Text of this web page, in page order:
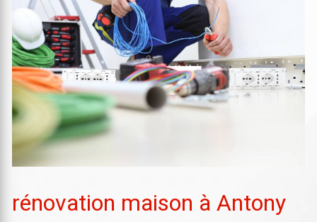
rénovation maison à Antony